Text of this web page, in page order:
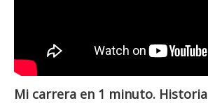
Mi carrera en 1 minuto. Historia